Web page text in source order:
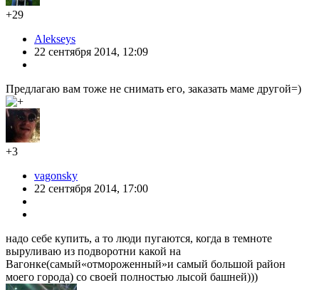
+29
Alekseys
22 сентября 2014, 12:09
Предлагаю вам тоже не снимать его, заказать маме другой=)
+3
vagonsky
22 сентября 2014, 17:00
надо себе купить, а то люди пугаются, когда в темноте
выруливаю из подворотни какой на
Вагонке(самый«отмороженный»и самый большой район
моего города) со своей полностью лысой башней)))